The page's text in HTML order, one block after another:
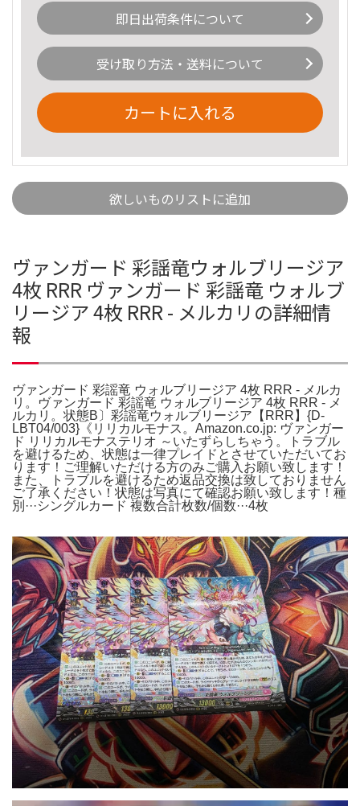
即日出荷条件について
受け取り方法・送料について
カートに入れる
欲しいものリストに追加
ヴァンガード 彩謡竜ウォルブリージア
4枚 RRR ヴァンガード 彩謡竜 ウォルブ
リージア 4枚 RRR - メルカリの詳細情
報
ヴァンガード 彩謡竜 ウォルブリージア 4枚 RRR - メルカ
リ。ヴァンガード 彩謡竜 ウォルブリージア 4枚 RRR - メ
ルカリ。状態B〕彩謡竜ウォルブリージア【RRR】{D-
LBT04/003}《リリカルモナス。Amazon.co.jp: ヴァンガー
ド リリカルモナステリオ ～いたずらしちゃう。トラブル
を避けるため、状態は一律プレイドとさせていただいてお
ります！ご理解いただける方のみご購入お願い致します！
また、トラブルを避けるため返品交換は致しておりません
ご了承ください！状態は写真にて確認お願い致します！種
別···シングルカード 複数合計枚数/個数···4枚